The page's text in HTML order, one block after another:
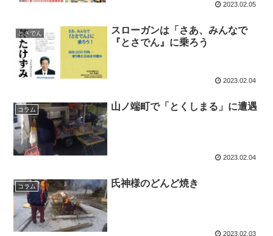
2023.02.05
とさでん
スローガンは「さあ、みんなで
『とさでん』に乗ろう
2023.02.04
コラム 山ノ端町で「とくしまる」に遭遇
2023.02.04
コラム 氏神様のどんど焼き
2023.02.03